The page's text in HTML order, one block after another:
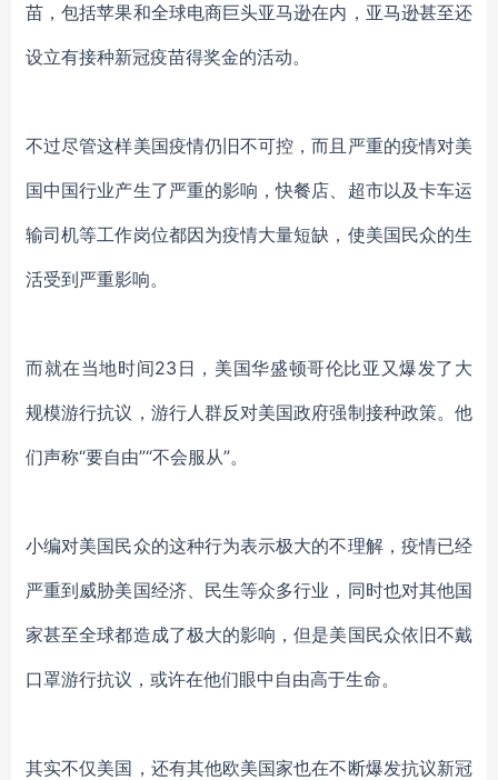
苗，包括苹果和全球电商巨头亚马逊在内，亚马逊甚至还
设立有接种新冠疫苗得奖金的活动。
不过尽管这样美国疫情仍旧不可控，而且严重的疫情对美
国中国行业产生了严重的影响，快餐店、超市以及卡车运
输司机等工作岗位都因为疫情大量短缺，使美国民众的生
活受到严重影响。
而就在当地时间23日，美国华盛顿哥伦比亚又爆发了大
规模游行抗议，游行人群反对美国政府强制接种政策。他
们声称“要自由”“不会服从”。
小编对美国民众的这种行为表示极大的不理解，疫情已经
严重到威胁美国经济、民生等众多行业，同时也对其他国
家甚至全球都造成了极大的影响，但是美国民众依旧不戴
口罩游行抗议，或许在他们眼中自由高于生命。
其实不仅美国，还有其他欧美国家也在不断爆发抗议新冠